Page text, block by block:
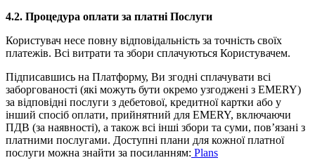
4.2. Процедура оплати за платні Послуги
Користувач несе повну відповідальність за точність своїх
платежів. Всі витрати та збори сплачуються Користувачем.
Підписавшись на Платформу, Ви згодні сплачувати всі
заборгованості (які можуть бути окремо узгоджені з EMERY)
за відповідні послуги з дебетової, кредитної картки або у
інший спосіб оплати, прийнятний для EMERY, включаючи
ПДВ (за наявності), а також всі інші збори та суми, пов’язані з
платними послугами. Доступні плани для кожної платної
послуги можна знайти за посиланням: Plans